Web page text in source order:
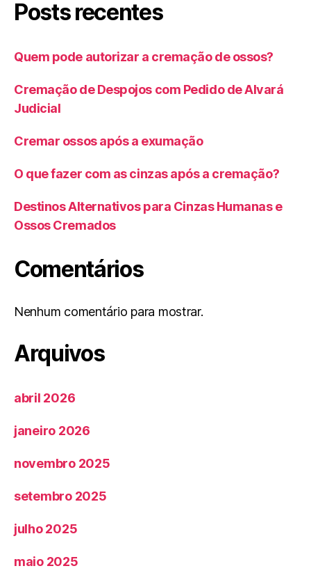
Posts recentes
Quem pode autorizar a cremação de ossos?
Cremação de Despojos com Pedido de Alvará
Judicial
Cremar ossos após a exumação
O que fazer com as cinzas após a cremação?
Destinos Alternativos para Cinzas Humanas e
Ossos Cremados
Comentários
Nenhum comentário para mostrar.
Arquivos
abril 2026
janeiro 2026
novembro 2025
setembro 2025
julho 2025
maio 2025